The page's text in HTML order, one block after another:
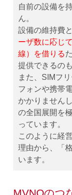
自前の設備を
ん。
設備の維持費
ーザ数に応じ
線）を借りる
提供できるの
また、SIMフ
フォンや携帯
かかりません
の全国展開を
っています。
このように経
理由から、「
います。